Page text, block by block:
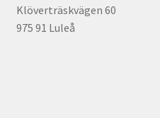
Klöverträskvägen 60
975 91 Luleå